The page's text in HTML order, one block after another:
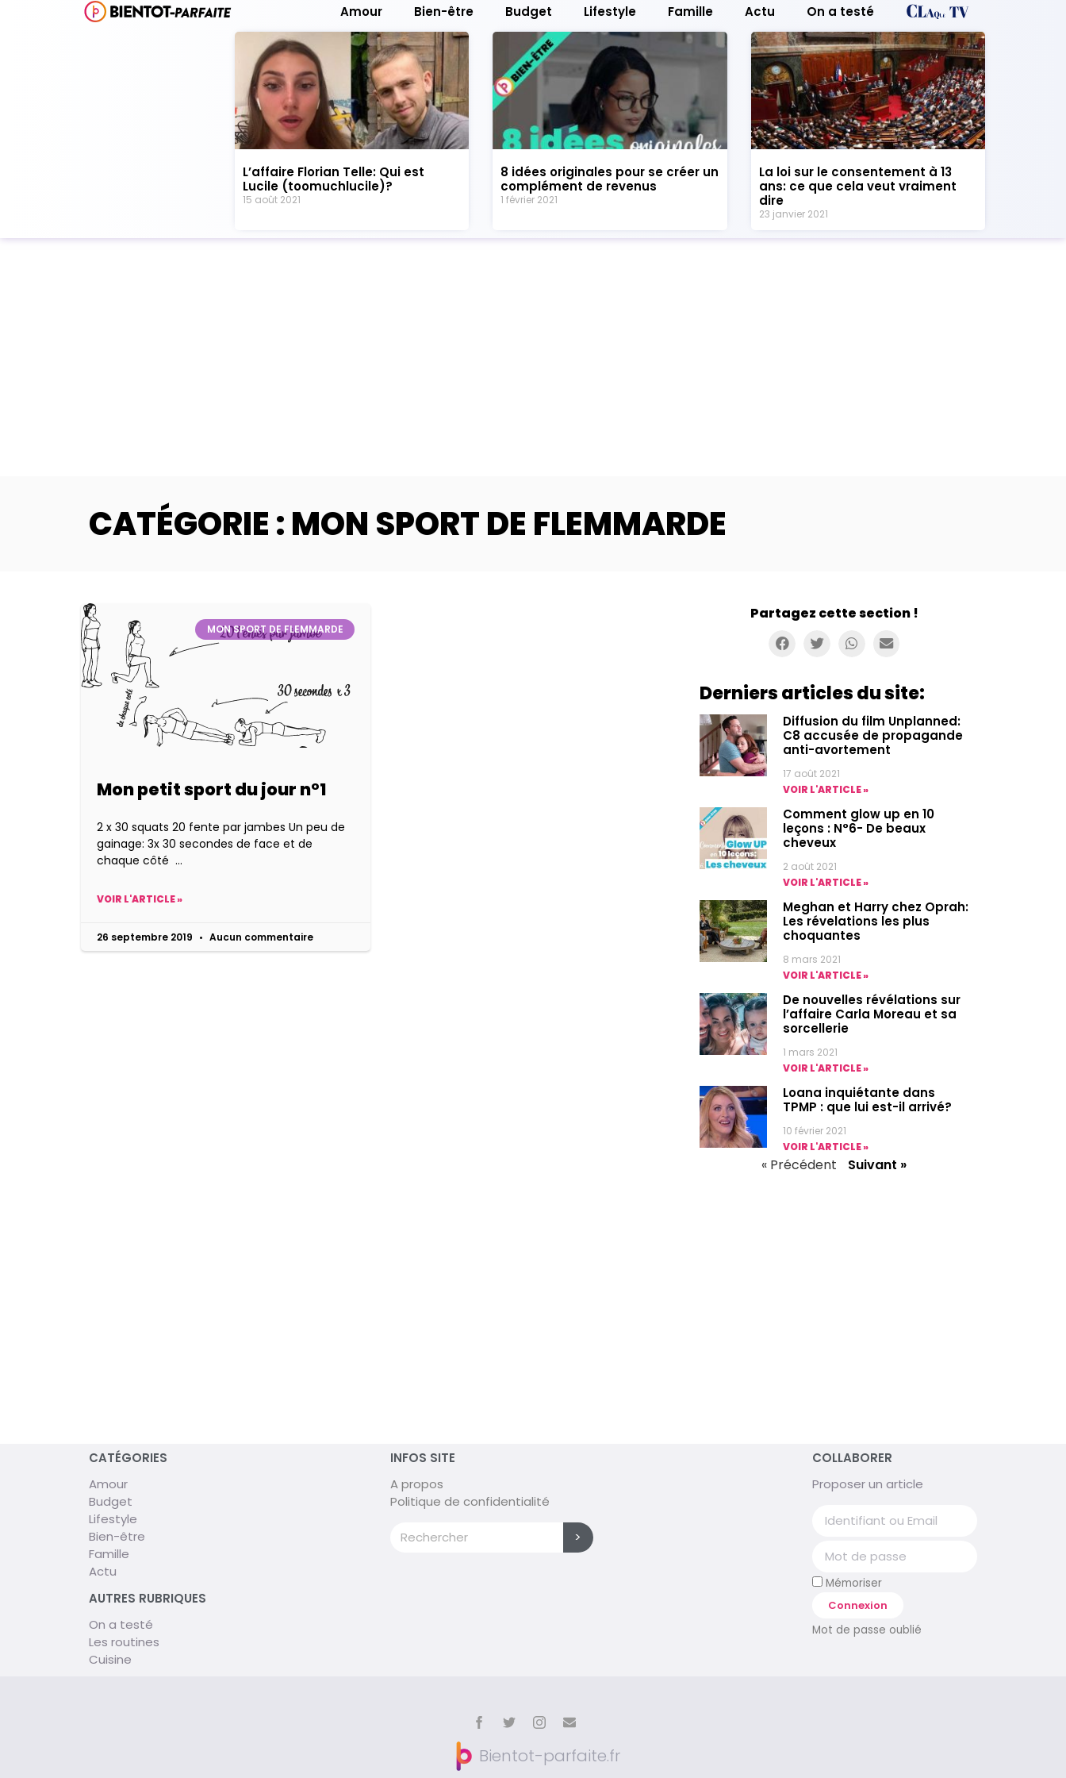
Amour Bien-être Budget Lifestyle Famille Actu On a testé
L’affaire Florian Telle: Qui est
Lucile (toomuchlucile)?
15 août 2021
8 idées originales pour se créer un
complément de revenus
1 février 2021
La loi sur le consentement à 13
ans: ce que cela veut vraiment
dire
23 janvier 2021
CATÉGORIE : MON SPORT DE FLEMMARDE
MON SPORT DE FLEMMARDE
Mon petit sport du jour n°1
2 x 30 squats 20 fente par jambes Un peu de
gainage: 3x 30 secondes de face et de
chaque côté
VOIR L'ARTICLE »
26 septembre 2019 Aucun commentaire
Partagez cette section !
Derniers articles du site:
Diffusion du film Unplanned:
C8 accusée de propagande
anti-avortement
17 août 2021
VOIR L'ARTICLE »
Comment glow up en 10
leçons : N°6- De beaux
cheveux
2 août 2021
VOIR L'ARTICLE »
Meghan et Harry chez Oprah:
Les révelations les plus
choquantes
8 mars 2021
VOIR L'ARTICLE »
De nouvelles révélations sur
l’affaire Carla Moreau et sa
sorcellerie
1 mars 2021
VOIR L'ARTICLE »
Loana inquiétante dans
TPMP : que lui est-il arrivé?
10 février 2021
VOIR L'ARTICLE »
« Précédent Suivant »
CATÉGORIES
Amour
Budget
Lifestyle
Bien-être
Famille
Actu
AUTRES RUBRIQUES
On a testé
Les routines
Cuisine
INFOS SITE
A propos
Politique de confidentialité
>
COLLABORER
Proposer un article
Mémoriser
Connexion
Mot de passe oublié
Bientot-parfaite.fr